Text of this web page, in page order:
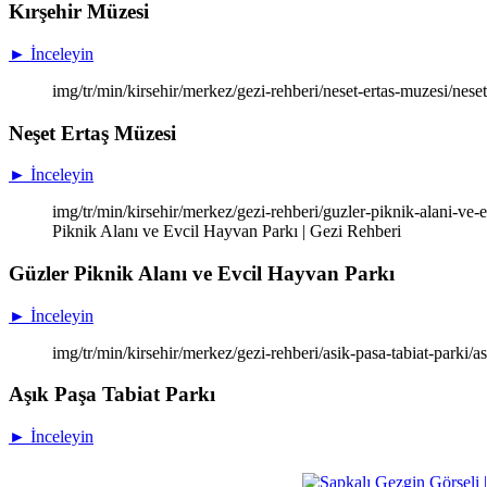
Kırşehir Müzesi
► İnceleyin
img/tr/min/kirsehir/merkez/gezi-rehberi/neset-ertas-muzesi/
Neşet Ertaş Müzesi
► İnceleyin
img/tr/min/kirsehir/merkez/gezi-rehberi/guzler-piknik-alani-
Piknik Alanı ve Evcil Hayvan Parkı | Gezi Rehberi
Güzler Piknik Alanı ve Evcil Hayvan Parkı
► İnceleyin
img/tr/min/kirsehir/merkez/gezi-rehberi/asik-pasa-tabiat-parki/
Aşık Paşa Tabiat Parkı
► İnceleyin